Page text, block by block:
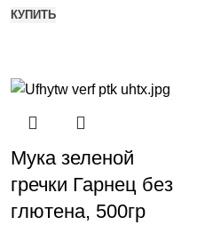
КУПИТЬ
Мука зеленой
гречки Гарнец без
глютена, 500гр